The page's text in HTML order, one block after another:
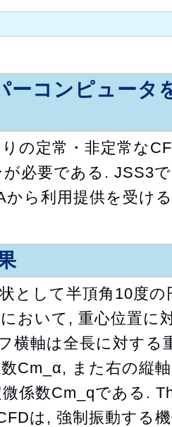
ーコンピュータ
の定常・非定常な
必要である. JSS3
ら利用提供を受け
として半頂角10度
おいて, 重心位置に
横軸は全長に対する
Cm_α, また右の縦
係数Cm_qである.
は, 強制振動する